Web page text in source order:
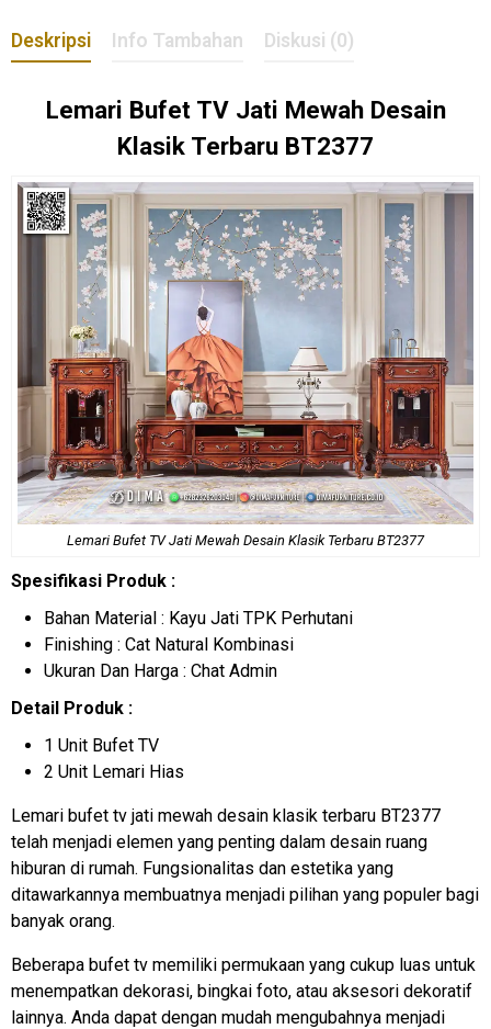
Deskripsi Info Tambahan Diskusi (0)
Lemari Bufet TV Jati Mewah Desain
Klasik Terbaru BT2377
Lemari Bufet TVJati Mewah Desain Klasik Terbaru BT2377
Spesifikasi Produk :
Bahan Material : Kayu Jati TPK Perhutani
Finishing : Cat Natural Kombinasi
Ukuran Dan Harga : Chat Admin
Detail Produk :
1 Unit Bufet TV
2 Unit Lemari Hias
Lemari bufet tv jati mewah desain klasik terbaru BT2377
telah menjadi elemen yang penting dalam desain ruang
hiburan di rumah. Fungsionalitas dan estetika yang
ditawarkannya membuatnya menjadi pilihan yang populer bagi
banyak orang.
Beberapa bufet tv memiliki permukaan yang cukup luas untuk
menempatkan dekorasi, bingkai foto, atau aksesori dekoratif
lainnya. Anda dapat dengan mudah mengubahnya menjadi